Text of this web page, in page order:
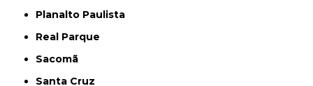
Planalto Paulista
Real Parque
Sacomã
Santa Cruz